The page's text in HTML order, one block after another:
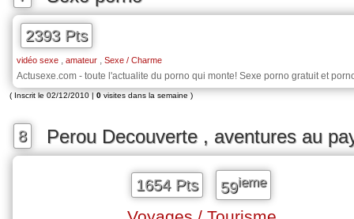
2393 Pts
vidéo sexe , amateur , Sexe / Charme
Actusexe.com - toute l'actualite du porno qui monte! Sexe porno gratuit et
( Inscrit le 02/12/2010 | 0 visites dans la semaine )
8 Perou Decouverte , aventures au
1654 Pts 59ieme